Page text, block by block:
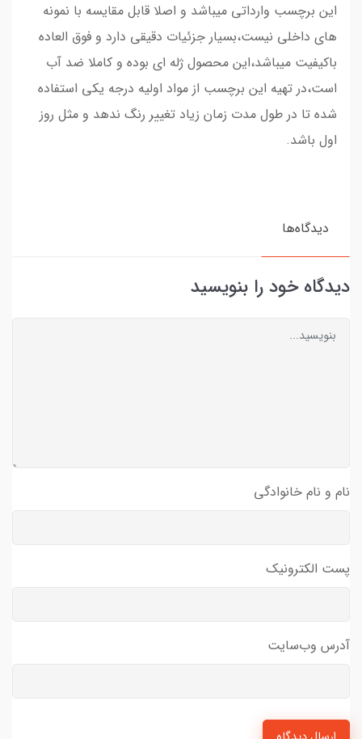
این برچسب وارداتی میباشد و اصلا قابل مقایسه با نمونه
های داخلی نیست،بسیار جزئیات دقیقی دارد و فوق العاده
باکیفیت میباشد،این محصول ژله ای بوده و کاملا ضد آب
است،در تهیه این برچسب از مواد اولیه درجه یکی استفاده
شده تا در طول مدت زمان زیاد تغییر رنگ ندهد و مثل روز
اول باشد.
دیدگاه‌ها
دیدگاه خود را بنویسید
نام و نام خانوادگی
پست الکترونیک
آدرس وب‌سایت